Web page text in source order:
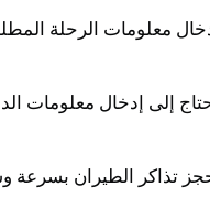
معلومات الرحلة
إلى إدخال معلومات
تذاكر الطيران بسرعة